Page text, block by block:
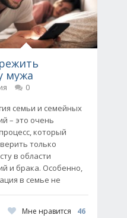
мужа
0
семьи и семейных
– это очень
который
только
в области
и брака. Особенно,
в семье не
Мне нравится
46